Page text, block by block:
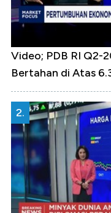
Video; PDB RI Q2-
Bertahan di Atas
2.